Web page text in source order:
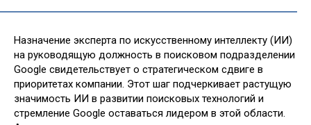
Назначение эксперта по искусственному интеллекту (ИИ)
на руководящую должность в поисковом подразделении
Google свидетельствует о стратегическом сдвиге в
приоритетах компании. Этот шаг подчеркивает растущую
значимость ИИ в развитии поисковых технологий и
стремление Google оставаться лидером в этой области.